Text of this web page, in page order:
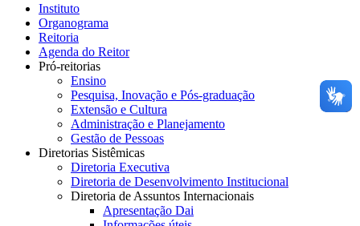
Instituto
Organograma
Reitoria
Agenda do Reitor
Pró-reitorias
Ensino
Pesquisa, Inovação e Pós-graduação
Extensão e Cultura
Administração e Planejamento
Gestão de Pessoas
Diretorias Sistêmicas
Diretoria Executiva
Diretoria de Desenvolvimento Institucional
Diretoria de Assuntos Internacionais
Apresentação Dai